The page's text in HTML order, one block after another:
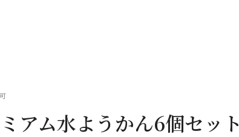
アム水ようかん6個セット